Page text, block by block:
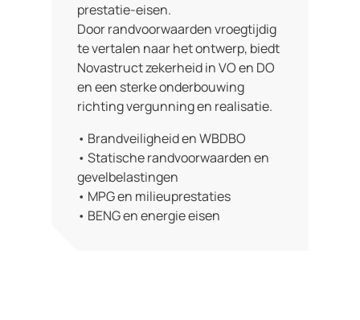
prestatie‑eisen.
Door randvoorwaarden vroegtijdig
te vertalen naar het ontwerp, biedt
Novastruct zekerheid in VO en DO
en een sterke onderbouwing
richting vergunning en realisatie.
• Brandveiligheid en WBDBO
• Statische randvoorwaarden en
gevelbelastingen
• MPG en milieuprestaties
• BENG en energie eisen